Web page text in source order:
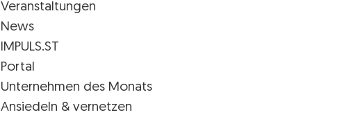
Veranstaltungen
News
IMPULS.ST
Portal
Unternehmen des Monats
Ansiedeln & vernetzen